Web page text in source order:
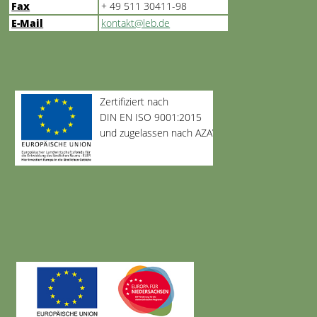
Fax
+ 49 511 30411-98
E-Mail
kontakt@leb.de
Zertifiziert nach
DIN EN ISO 9001:2015
und zugelassen nach AZAV